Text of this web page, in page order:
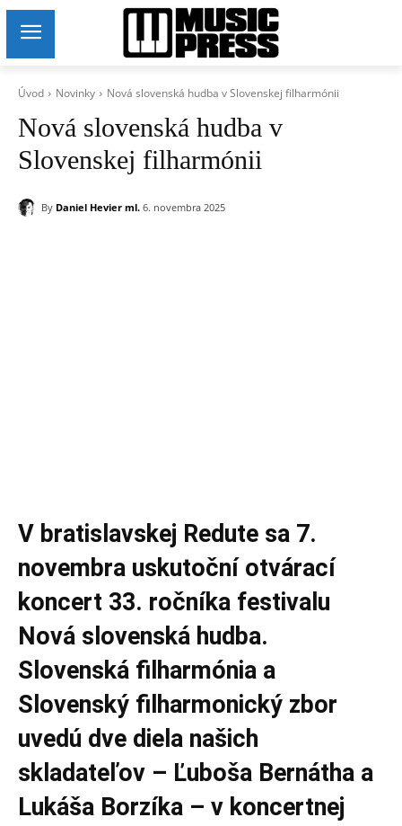
Úvod Novinky Nová slovenská hudba v Slovenskej filharmónii
Nová slovenská hudba v
Slovenskej filharmónii
By Daniel Hevier ml. 6. novembra 2025
V bratislavskej Redute sa 7.
novembra uskutoční otvárací
koncert 33. ročníka festivalu
Nová slovenská hudba.
Slovenská filharmónia a
Slovenský filharmonický zbor
uvedú dve diela našich
skladateľov – Ľuboša Bernátha a
Lukáša Borzíka – v koncertnej